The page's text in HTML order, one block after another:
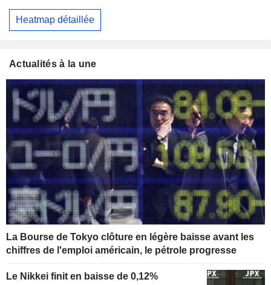
Heatmap détaillée
Actualités à la une
La Bourse de Tokyo clôture en légère baisse avant les
chiffres de l'emploi américain, le pétrole progresse
Le Nikkei finit en baisse de 0,12%